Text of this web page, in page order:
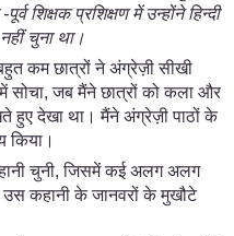
-पूर्व शिक्षक प्रशिक्षण में उन्होंने हिन्दी
नहीं चुना था।
कम छात्रों ने अंग्रेज़ी सीखी
सोचा, जब मैंने छात्रों को कला और
हुए देखा था। मैंने अंग्रेज़ी पाठों के
किया।
चुनी, जिसमें कई अलग अलग
कहानी के जानवरों के मुखौटे